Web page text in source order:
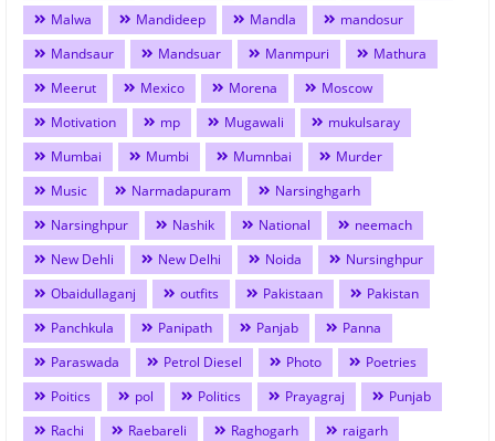
Malwa
Mandideep Mandla
mandosur
Mandsaur
Mandsuar Manmpuri
Mathura
Meerut
Mexico Morena
Moscow
Motivation
mp Mugawali
mukulsaray
Mumbai
Mumbi Mumnbai
Murder
Music
Narmadapuram
Narsinghgarh
Narsinghpur
Nashik National
neemach
New Dehli
New Delhi Noida
Nursinghpur
Obaidullaganj
outfits Pakistaan
Pakistan
Panchkula
Panipath Panjab
Panna
Paraswada
Petrol Diesel Photo
Poetries
Poitics
pol Politics Prayagraj
Punjab
Rachi
Raebareli Raghogarh
raigarh